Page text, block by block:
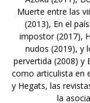
Muerte entre las
(2013), En el
impostor (2017),
nudos (2019), y
pervertida (2008) y
como articulista en
y Hegats, las
la